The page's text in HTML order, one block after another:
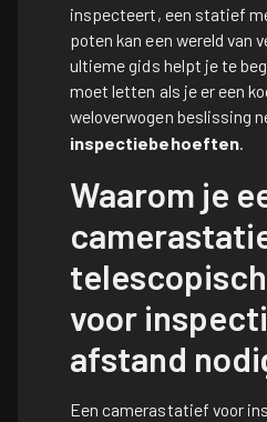
inspecteert, een statief
poten kan een wereld van
ultieme gids helpt je te
moet letten als je er een
weloverwogen beslissing
inspectiebehoeften.
Waarom je
voor
afstand
Een camerastatief voor